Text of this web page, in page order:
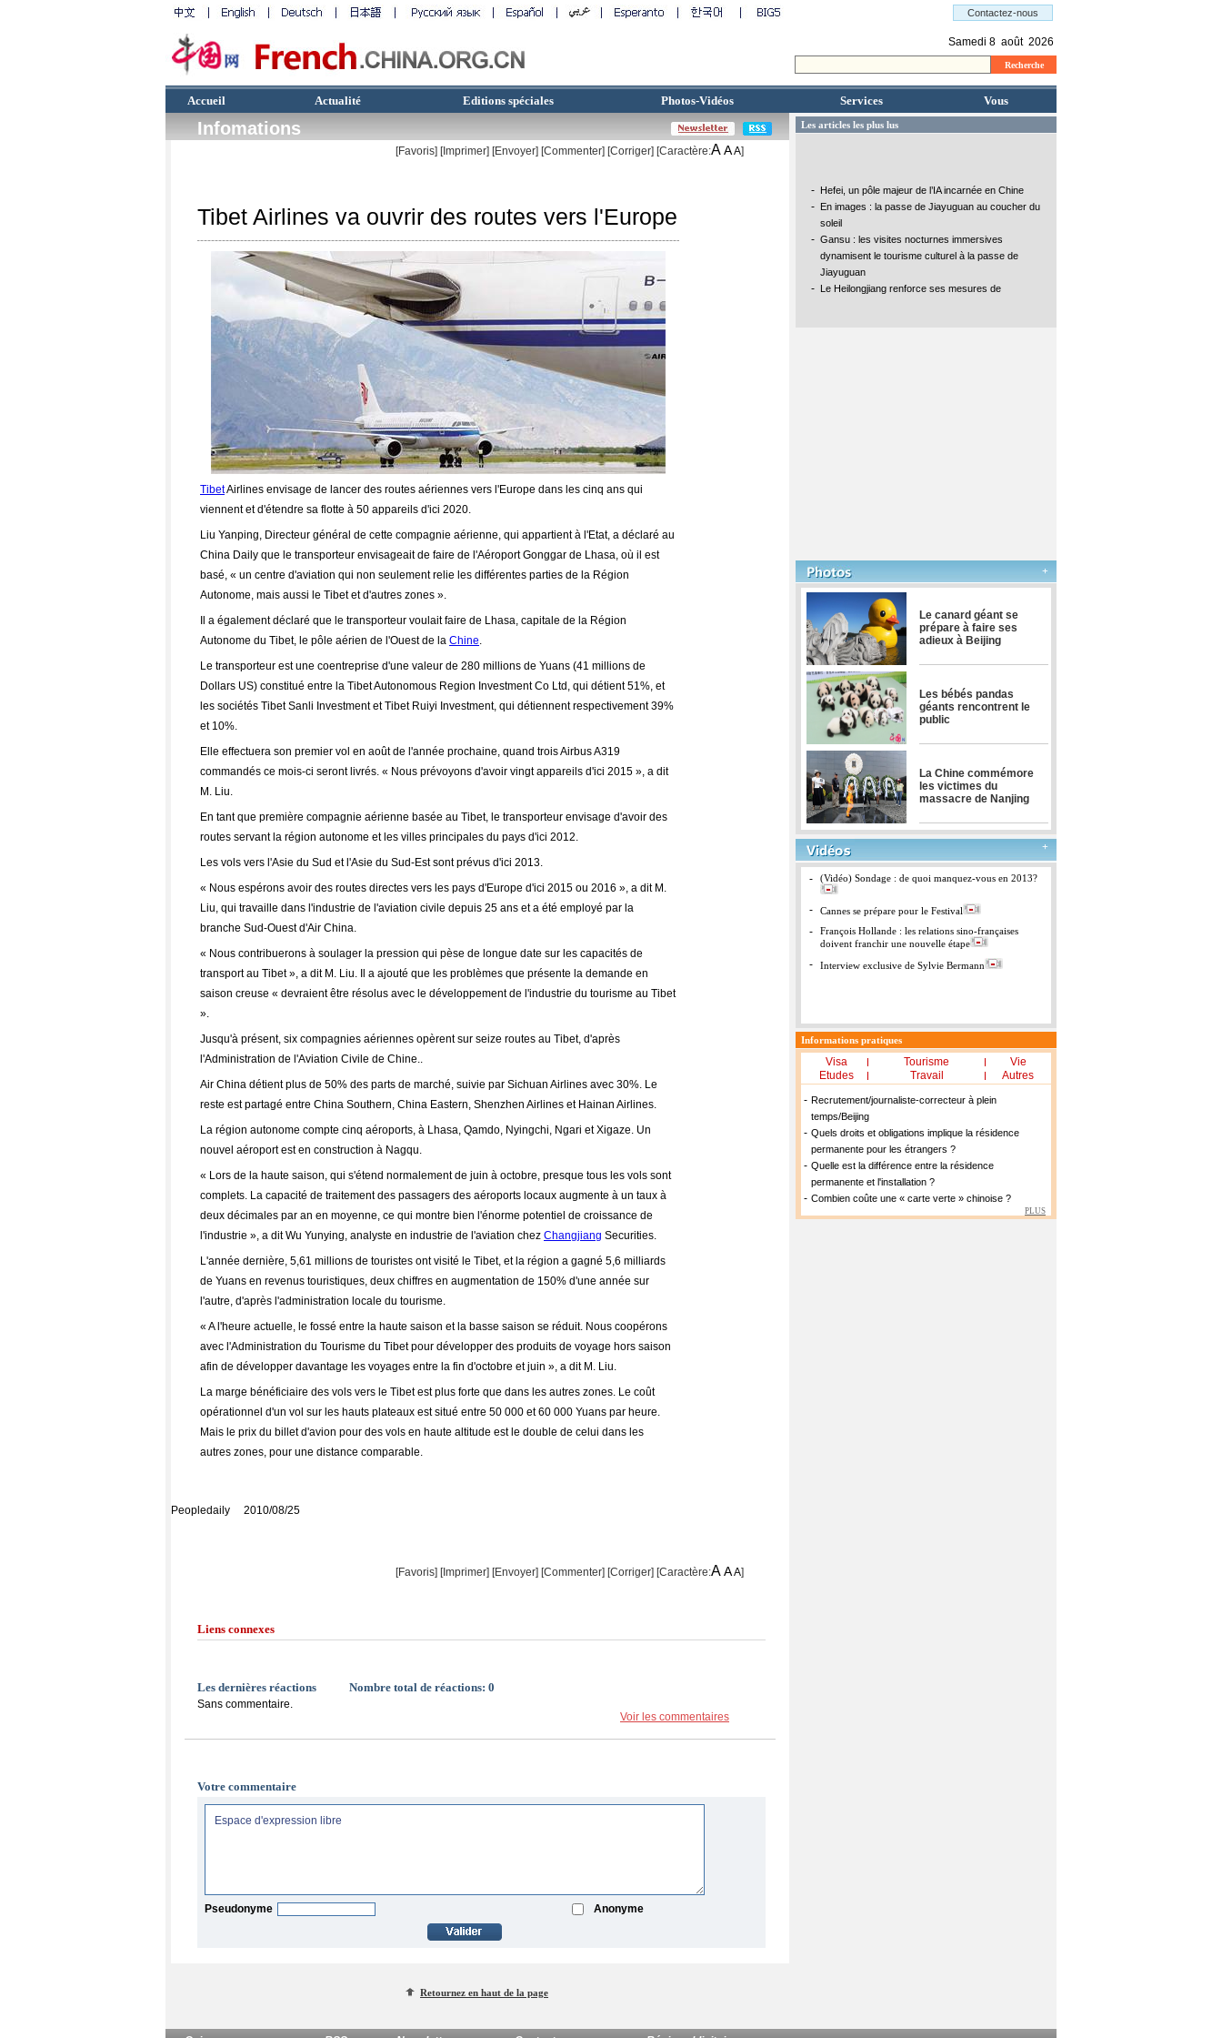
Accueil Actualité Editions spéciales Photos-Vidéos Services Vous
Infomations
[Favoris] [Imprimer] [Envoyer] [Commenter] [Corriger] [Caractère:AAA]
Tibet Airlines va ouvrir des routes vers l'Europe
TibetAirlines envisage de lancer des routes aériennes vers l'Europe dans les cinq ans qui
viennent et d'étendre sa flotte à 50 appareils d'ici 2020.
Liu Yanping, Directeur général de cette compagnie aérienne, qui appartient à l'Etat, a déclaré au
China Daily que le transporteur envisageait de faire de l'Aéroport Gonggar de Lhasa, où il est
basé, « un centre d'aviation qui non seulement relie les différentes parties de la Région
Autonome, mais aussi le Tibet et d'autres zones ».
Il a également déclaré que le transporteur voulait faire de Lhasa, capitale de la Région
Autonome du Tibet, le pôle aérien de l'Ouest de la Chine.
Le transporteur est une coentreprise d'une valeur de 280 millions de Yuans (41 millions de
Dollars US) constitué entre la Tibet Autonomous Region Investment Co Ltd, qui détient 51%, et
les sociétés Tibet Sanli Investment et Tibet Ruiyi Investment, qui détiennent respectivement 39%
et 10%.
Elle effectuera son premier vol en août de l'année prochaine, quand trois Airbus A319
commandés ce mois-ci seront livrés. « Nous prévoyons d'avoir vingt appareils d'ici 2015 », a dit
M. Liu.
En tant que première compagnie aérienne basée au Tibet, le transporteur envisage d'avoir des
routes servant la région autonome et les villes principales du pays d'ici 2012.
Les vols vers l'Asie du Sud et l'Asie du Sud-Est sont prévus d'ici 2013.
« Nous espérons avoir des routes directes vers les pays d'Europe d'ici 2015 ou 2016 », a dit M.
Liu, qui travaille dans l'industrie de l'aviation civile depuis 25 ans et a été employé par la
branche Sud-Ouest d'Air China.
« Nous contribuerons à soulager la pression qui pèse de longue date sur les capacités de
transport au Tibet », a dit M. Liu. Il a ajouté que les problèmes que présente la demande en
saison creuse « devraient être résolus avec le développement de l'industrie du tourisme au Tibet
».
Jusqu'à présent, six compagnies aériennes opèrent sur seize routes au Tibet, d'après
l'Administration de l'Aviation Civile de Chine..
Air China détient plus de 50% des parts de marché, suivie par Sichuan Airlines avec 30%. Le
reste est partagé entre China Southern, China Eastern, Shenzhen Airlines et Hainan Airlines.
La région autonome compte cinq aéroports, à Lhasa, Qamdo, Nyingchi, Ngari et Xigaze. Un
nouvel aéroport est en construction à Nagqu.
« Lors de la haute saison, qui s'étend normalement de juin à octobre, presque tous les vols sont
complets. La capacité de traitement des passagers des aéroports locaux augmente à un taux à
deux décimales par an en moyenne, ce qui montre bien l'énorme potentiel de croissance de
l'industrie », a dit Wu Yunying, analyste en industrie de l'aviation chez Changjiang Securities.
L'année dernière, 5,61 millions de touristes ont visité le Tibet, et la région a gagné 5,6 milliards
de Yuans en revenus touristiques, deux chiffres en augmentation de 150% d'une année sur
l'autre, d'après l'administration locale du tourisme.
« A l'heure actuelle, le fossé entre la haute saison et la basse saison se réduit. Nous coopérons
avec l'Administration du Tourisme du Tibet pour développer des produits de voyage hors saison
afin de développer davantage les voyages entre la fin d'octobre et juin », a dit M. Liu.
La marge bénéficiaire des vols vers le Tibet est plus forte que dans les autres zones. Le coût
opérationnel d'un vol sur les hauts plateaux est situé entre 50 000 et 60 000 Yuans par heure.
Mais le prix du billet d'avion pour des vols en haute altitude est le double de celui dans les
autres zones, pour une distance comparable.
Peopledaily 2010/08/25
[Favoris] [Imprimer] [Envoyer] [Commenter] [Corriger] [Caractère:AAA]
Liens connexes
Les dernières réactions Nombre total de réactions: 0
Sans commentaire.
Voir les commentaires
Votre commentaire
Pseudonyme Anonyme
Retournez en haut de la page